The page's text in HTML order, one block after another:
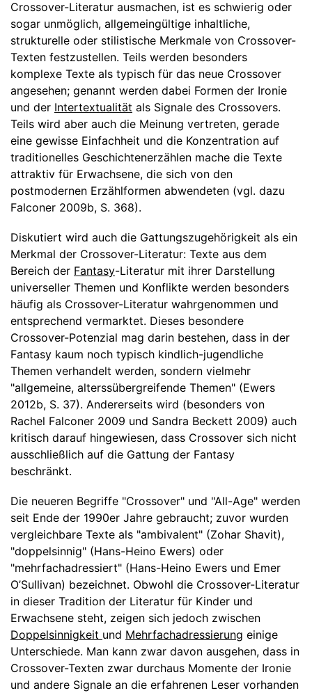
Crossover-Literatur ausmachen, ist es schwierig oder
sogar unmöglich, allgemeingültige inhaltliche,
strukturelle oder stilistische Merkmale von Crossover-
Texten festzustellen. Teils werden besonders
komplexe Texte als typisch für das neue Crossover
angesehen; genannt werden dabei Formen der Ironie
und der Intertextualität als Signale des Crossovers.
Teils wird aber auch die Meinung vertreten, gerade
eine gewisse Einfachheit und die Konzentration auf
traditionelles Geschichtenerzählen mache die Texte
attraktiv für Erwachsene, die sich von den
postmodernen Erzählformen abwendeten (vgl. dazu
Falconer 2009b, S. 368).
Diskutiert wird auch die Gattungszugehörigkeit als ein
Merkmal der Crossover-Literatur: Texte aus dem
Bereich der Fantasy-Literatur mit ihrer Darstellung
universeller Themen und Konflikte werden besonders
häufig als Crossover-Literatur wahrgenommen und
entsprechend vermarktet. Dieses besondere
Crossover-Potenzial mag darin bestehen, dass in der
Fantasy kaum noch typisch kindlich-jugendliche
Themen verhandelt werden, sondern vielmehr
"allgemeine, alterssübergreifende Themen" (Ewers
2012b, S. 37). Andererseits wird (besonders von
Rachel Falconer 2009 und Sandra Beckett 2009) auch
kritisch darauf hingewiesen, dass Crossover sich nicht
ausschließlich auf die Gattung der Fantasy
beschränkt.
Die neueren Begriffe "Crossover" und "All-Age" werden
seit Ende der 1990er Jahre gebraucht; zuvor wurden
vergleichbare Texte als "ambivalent" (Zohar Shavit),
"doppelsinnig" (Hans-Heino Ewers) oder
"mehrfachadressiert" (Hans-Heino Ewers und Emer
O’Sullivan) bezeichnet. Obwohl die Crossover-Literatur
in dieser Tradition der Literatur für Kinder und
Erwachsene steht, zeigen sich jedoch zwischen
Doppelsinnigkeit und Mehrfachadressierung einige
Unterschiede. Man kann zwar davon ausgehen, dass in
Crossover-Texten zwar durchaus Momente der Ironie
und andere Signale an die erfahrenen Leser vorhanden